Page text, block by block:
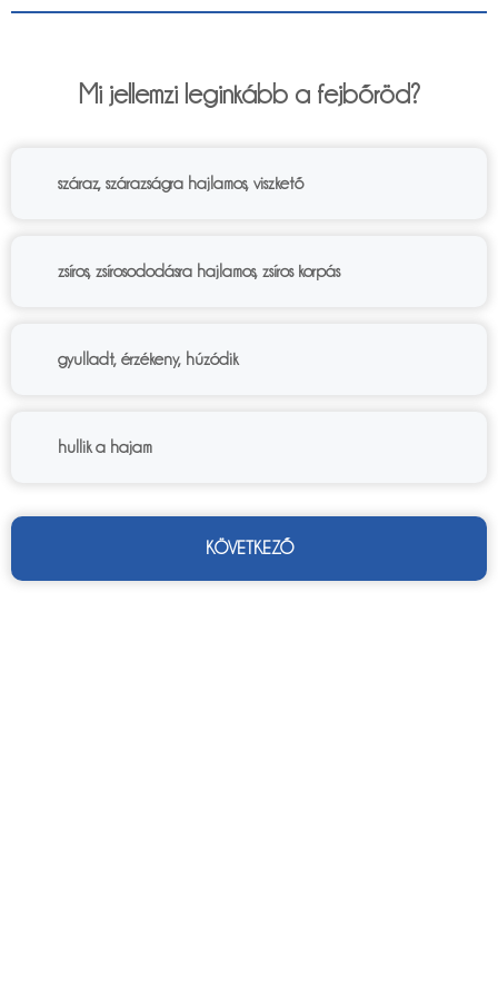
Mi jellemzi leginkább a fejbőröd?
száraz, szárazságra hajlamos, viszkető
zsíros, zsírosododásra hajlamos, zsíros korpás
gyulladt, érzékeny, húzódik
hullik a hajam
KÖVETKEZŐ